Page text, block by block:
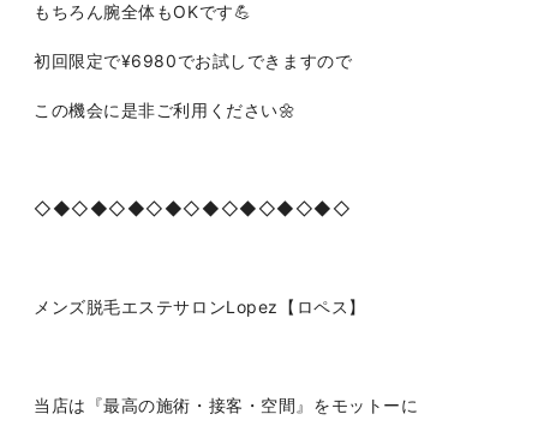
もちろん腕全体もOKです💪
初回限定で¥6980でお試しできますので
この機会に是非ご利用ください🌼
◇◆◇◆◇◆◇◆◇◆◇◆◇◆◇◆◇
メンズ脱毛エステサロンLopez【ロペス】
当店は『最高の施術・接客・空間』をモットーに